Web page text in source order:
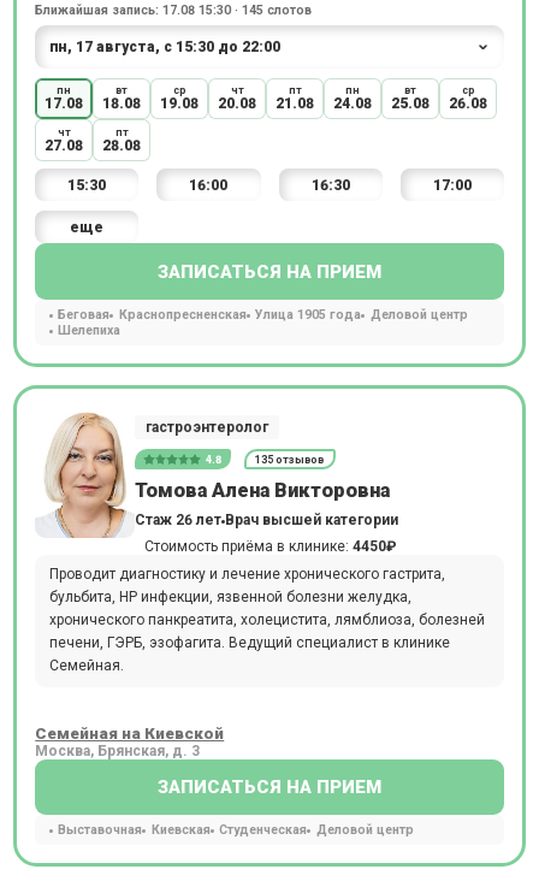
Ближайшая запись: 17.08 15:30 · 145 слотов
пн
17.08
вт
18.08
ср
19.08
чт
20.08
пт
21.08
пн
24.08
вт
25.08
ср
26.08
чт
27.08
пт
28.08
15:30 16:00 16:30 17:00
еще
ЗАПИСАТЬСЯ НА ПРИЕМ
Беговая Краснопресненская Улица 1905 года
Деловой центр
Шелепиха
гастроэнтеролог
4.8 135 отзывов
Томова Алена Викторовна
Стаж 26 лет Врач высшей категории
Стоимость приёма в клинике: 4450₽
Проводит диагностику и лечение хронического гастрита,
бульбита, HP инфекции, язвенной болезни желудка,
хронического панкреатита, холецистита, лямблиоза, болезней
печени, ГЭРБ, эзофагита. Ведущий специалист в клинике
Семейная.
Семейная на Киевской
Москва, Брянская, д. 3
ЗАПИСАТЬСЯ НА ПРИЕМ
Выставочная Киевская Студенческая Деловой центр